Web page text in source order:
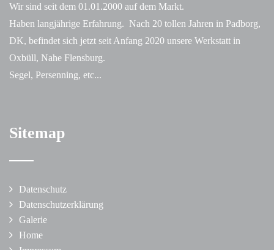
Wir sind seit dem 01.01.2000 auf dem Markt.
Haben langjährige Erfahrung. Nach 20 tollen Jahren in Padborg,
DK, befindet sich jetzt seit Anfang 2020 unsere Werkstatt in
Oxbüll, Nahe Flensburg.
Segel, Persenning, etc...
Sitemap
Datenschutz
Datenschutzerklärung
Galerie
Home